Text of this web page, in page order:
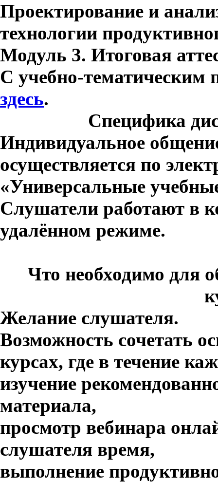
Проектирование и
технологии
Модуль 3. Итоговая
С учебно-тематическим
здесь.
Специфика
Индивидуальное
осуществляется по
«Универсальные
Слушатели работают в
удалённом режиме.
Что необходимо для
Желание слушателя.
Возможность сочетать
курсах, где в течение
изучение
материала,
просмотр вебинара
слушателя время,
выполнение